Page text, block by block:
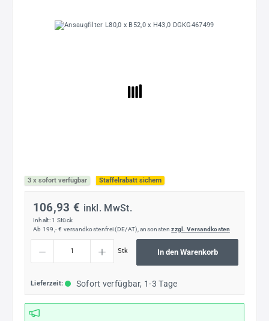
Bildergalerie überspringen
3 x sofort verfügbar Staffelrabatt sichern
106,93 € inkl. MwSt.
Inhalt: 1 Stück
Ab 199,- € versandkostenfrei (DE/AT), ansonstenzzgl. Versandkosten
Stk In den Warenkorb
Lieferzeit: Sofort verfügbar, 1-3 Tage